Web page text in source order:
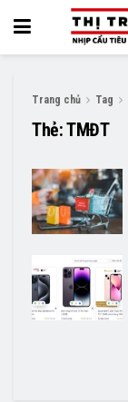
Trang chủ Tag
Thẻ:TMĐT